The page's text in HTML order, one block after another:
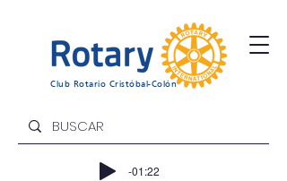
Club Rotario Cristóbal-Colón
-01:22